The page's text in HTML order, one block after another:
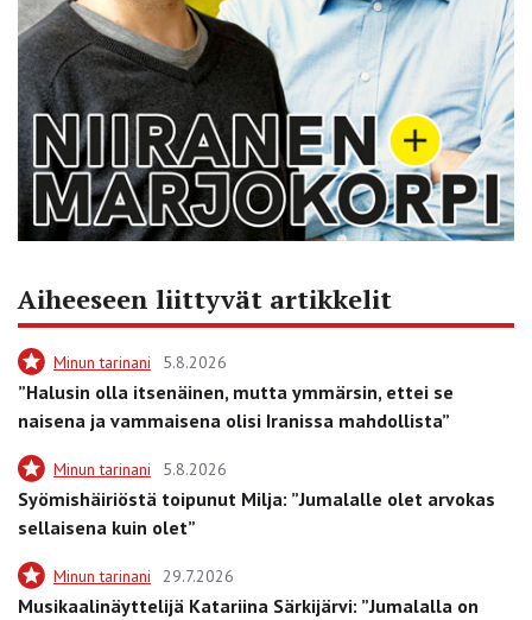
Aiheeseen liittyvät artikkelit
Minun tarinani 5.8.2026
”Halusin olla itsenäinen, mutta ymmärsin, ettei se
naisena ja vammaisena olisi Iranissa mahdollista”
Minun tarinani 5.8.2026
Syömishäiriöstä toipunut Milja: ”Jumalalle olet arvokas
sellaisena kuin olet”
Minun tarinani 29.7.2026
Musikaalinäyttelijä Katariina Särkijärvi: ”Jumalalla on